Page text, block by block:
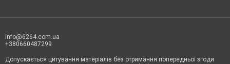
info@6264.com.ua
+380660487299
Допускається цитування матеріалів без отримання попередньої згоди